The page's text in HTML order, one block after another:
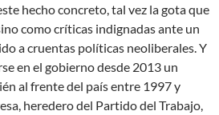
hecho concreto, tal vez la gota que
como críticas indignadas ante un
a cruentas políticas neoliberales. Y
en el gobierno desde 2013 un
al frente del país entre 1997 y
heredero del Partido del Trabajo,